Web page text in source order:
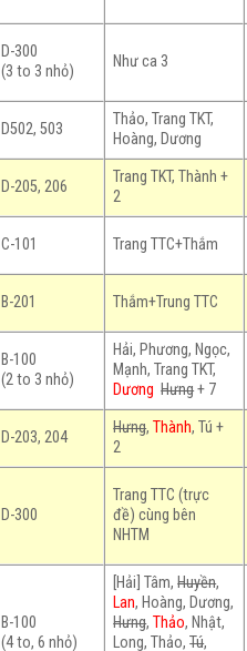
D-300
(3 to 3 nhỏ)
Như ca 3
D502, 503
Thảo, Trang TKT,
Hoàng, Dương
D-205, 206
Trang TKT, Thành +
2
C-101 Trang TTC+Thắm
B-201 Thắm+Trung TTC
B-100
(2 to 3 nhỏ)
Hải, Phương, Ngọc,
Mạnh, Trang TKT,
Dương Hưng+ 7
D-203, 204
Hưng,Thành, Tú +
2
D-300
Trang TTC (trực
đề) cùng bên
NHTM
B-100
(4 to, 6 nhỏ)
[Hải] Tâm,Huyền,
Lan, Hoàng, Dương,
Hưng,Thảo, Nhật,
Long, Thảo,Tú,